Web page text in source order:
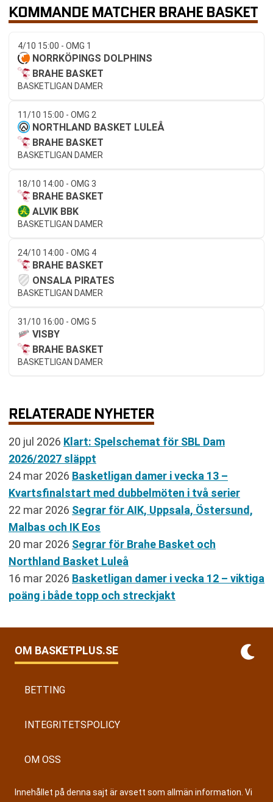
KOMMANDE MATCHER BRAHE BASKET
4/10 15:00 - OMG 1
NORRKÖPINGS DOLPHINS
BRAHE BASKET
BASKETLIGAN DAMER
11/10 15:00 - OMG 2
NORTHLAND BASKET LULEÅ
BRAHE BASKET
BASKETLIGAN DAMER
18/10 14:00 - OMG 3
BRAHE BASKET
ALVIK BBK
BASKETLIGAN DAMER
24/10 14:00 - OMG 4
BRAHE BASKET
ONSALA PIRATES
BASKETLIGAN DAMER
31/10 16:00 - OMG 5
VISBY
BRAHE BASKET
BASKETLIGAN DAMER
RELATERADE NYHETER
20 jul 2026 Klart: Spelschemat för SBL Dam
2026/2027 släppt
24 mar 2026 Basketligan damer i vecka 13 –
Kvartsfinalstart med dubbelmöten i två serier
22 mar 2026 Segrar för AIK, Uppsala, Östersund,
Malbas och IK Eos
20 mar 2026 Segrar för Brahe Basket och
Northland Basket Luleå
16 mar 2026 Basketligan damer i vecka 12 – viktiga
poäng i både topp och streckjakt
OM BASKETPLUS.SE
BETTING
INTEGRITETSPOLICY
OM OSS
Innehållet på denna sajt är avsett som allmän information. Vi